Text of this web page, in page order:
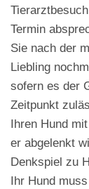
Termin
Sie nach der
Liebling
sofern es der
Zeitpunkt
Ihren Hund
er abgelenkt
Denkspiel zu
Ihr Hund